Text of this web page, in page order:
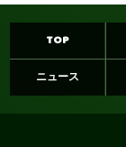
TOP
ニュース